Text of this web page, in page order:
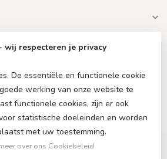
wij respecteren je privacy
De essentiële en functionele cookie
werking van onze website te
functionele cookies, zijn er ook
statistische doeleinden en worden
met uw toestemming.
over ons Cookiebeleid